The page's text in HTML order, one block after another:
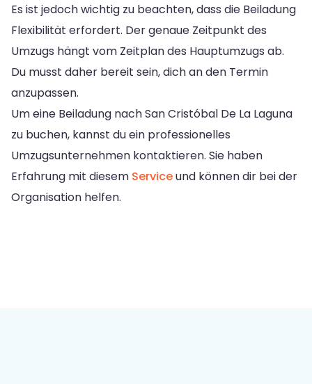
Es ist jedoch wichtig zu beachten, dass die Beiladung
Flexibilität erfordert. Der genaue Zeitpunkt des
Umzugs hängt vom Zeitplan des Hauptumzugs ab.
Du musst daher bereit sein, dich an den Termin
anzupassen.
Um eine Beiladung nach San Cristóbal De La Laguna
zu buchen, kannst du ein professionelles
Umzugsunternehmen kontaktieren. Sie haben
Erfahrung mit diesem Serviceund können dir bei der
Organisation helfen.